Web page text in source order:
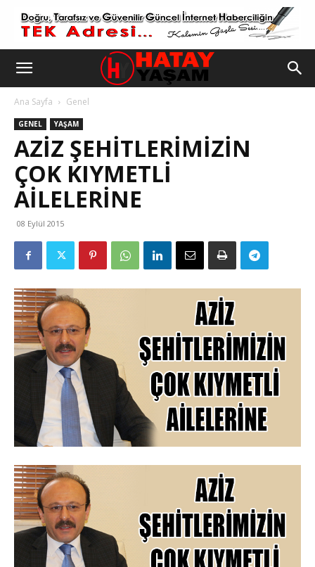
Ana Sayfa Genel
GENEL YAŞAM
AZİZ ŞEHİTLERİMİZİN
ÇOK KIYMETLİ
AİLELERİNE
08 Eylül 2015